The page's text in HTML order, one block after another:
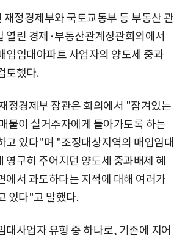
재정경제부와 국토교통부 등 부동산 관
열린 경제·부동산관계장관회의에서
입임대아파트 사업자의 양도세 중과
토했다.
정경제부 장관은 회의에서 "잠겨있는
물이 실거주자에게 돌아가도록 하는
고 있다"며 "조정대상지역의 매입임대
영구히 주어지던 양도세 중과배제 혜
에서 과도하다는 지적에 대해 여러가
있다"고 말했다.
대사업자 유형 중 하나로, 기존에 지어